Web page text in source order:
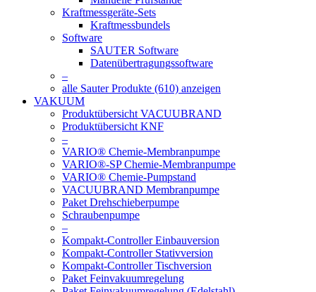
Kraftmessgeräte-Sets
Kraftmessbundels
Software
SAUTER Software
Datenübertragungssoftware
–
alle Sauter Produkte (610) anzeigen
VAKUUM
Produktübersicht VACUUBRAND
Produktübersicht KNF
–
VARIO® Chemie-Membranpumpe
VARIO®-SP Chemie-Membranpumpe
VARIO® Chemie-Pumpstand
VACUUBRAND Membranpumpe
Paket Drehschieberpumpe
Schraubenpumpe
–
Kompakt-Controller Einbauversion
Kompakt-Controller Stativversion
Kompakt-Controller Tischversion
Paket Feinvakuumregelung